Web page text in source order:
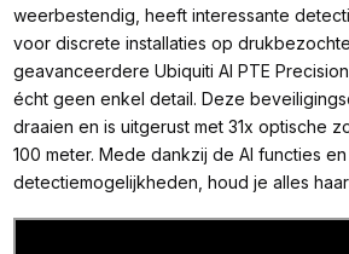
weerbestendig, heeft interessante
voor discrete installaties op
geavanceerdere Ubiquiti AI PTE
écht geen enkel detail. Deze
draaien en is uitgerust met 31x optische
100 meter. Mede dankzij de AI functies
detectiemogelijkheden, houd je alles